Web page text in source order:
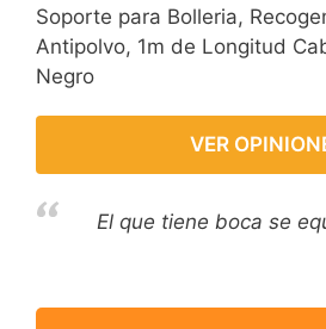
Soporte para Bolleria,
Antipolvo, 1m de Longitud
Negro
VER
El que tiene boca se